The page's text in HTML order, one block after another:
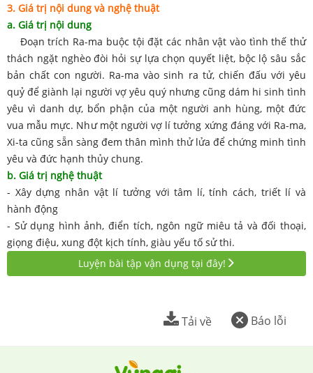
3. Giá trị nội dung và nghệ thuật
a. Giá trị nội dung
Đoạn trích Ra-ma buộc tội đặt các nhân vật vào tình thế thử
thách ngặt nghèo đòi hỏi sự lựa chọn quyết liệt, bộc lộ sâu sắc
bản chất con người. Ra-ma vào sinh ra tử, chiến đấu với yêu
quỷ để giành lại người vợ yêu quý nhưng cũng dám hi sinh tình
yêu vì danh dự, bổn phận của một người anh hùng, một đức
vua mẫu mực. Như một người vợ lí tưởng xứng đáng với Ra-ma,
Xi-ta cũng sẵn sàng đem thân mình thử lửa để chứng minh tình
yêu và đức hạnh thủy chung.
b. Giá trị nghệ thuật
- Xây dựng nhân vật lí tưởng với tâm lí, tính cách, triết lí và
hành động
- Sử dụng hình ảnh, điển tích, ngôn ngữ miêu tả và đối thoại,
giọng điệu, xung đột kịch tính, giàu yếu tố sử thi.
Luyện bài tập vận dụng tại đây!
Báo lỗi
Tải về